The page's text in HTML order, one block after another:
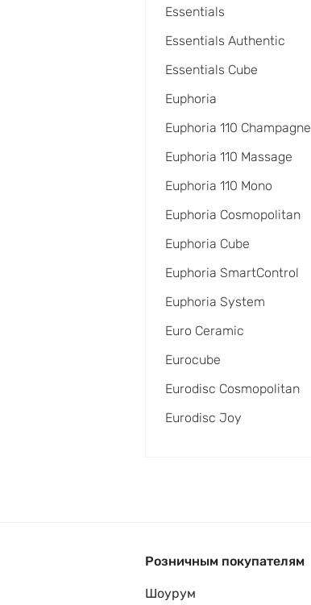
Essentials
Essentials Authentic
Essentials Cube
Euphoria
Euphoria 110 Champagne
Euphoria 110 Massage
Euphoria 110 Mono
Euphoria Cosmopolitan
Euphoria Cube
Euphoria SmartControl
Euphoria System
Euro Ceramic
Eurocube
Eurodisc Cosmopolitan
Eurodisc Joy
Розничным покупателям
Шоурум